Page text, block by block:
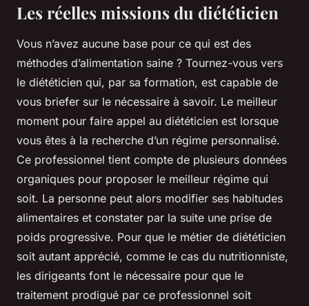
Les réelles missions du diététicien
Vous n’avez aucune base pour ce qui est des
méthodes d’alimentation saine ? Tournez-vous vers
le diététicien qui, par sa formation, est capable de
vous briefer sur le nécessaire à savoir. Le meilleur
moment pour faire appel au diététicien est lorsque
vous êtes à la recherche d’un régime personnalisé.
Ce professionnel tient compte de plusieurs données
organiques pour proposer le meilleur régime qui
soit. La personne peut alors modifier ses habitudes
alimentaires et constater par la suite une prise de
poids progressive. Pour que le métier de diététicien
soit autant apprécié, comme le cas du nutritionniste,
les dirigeants font le nécessaire pour que le
traitement prodigué par ce professionnel soit